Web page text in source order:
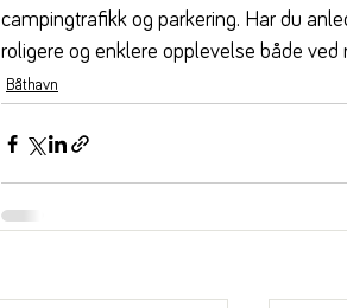
campingtrafikk og parkering. Har du
roligere og enklere opplevelse både
Båthavn